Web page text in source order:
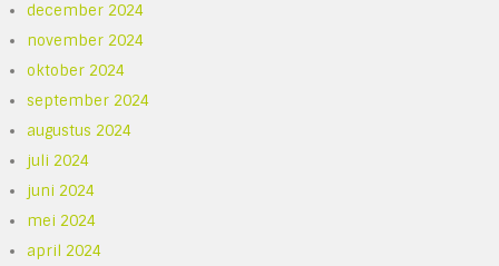
december 2024
november 2024
oktober 2024
september 2024
augustus 2024
juli 2024
juni 2024
mei 2024
april 2024